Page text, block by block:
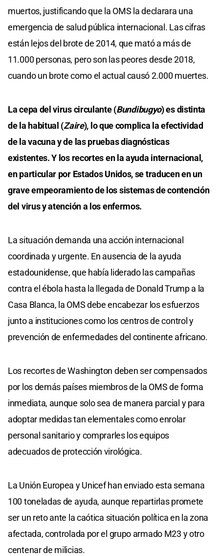
muertos, justificando que la OMS la declarara una
emergencia de salud pública internacional. Las cifras
están lejos del brote de 2014, que mató a más de
11.000 personas, pero son las peores desde 2018,
cuando un brote como el actual causó 2.000 muertes.
La cepa del virus circulante (Bundibugyo) es distinta
de la habitual (Zaire), lo que complica la efectividad
de la vacuna y de las pruebas diagnósticas
existentes. Y los recortes en la ayuda internacional,
en particular por Estados Unidos, se traducen en un
grave empeoramiento de los sistemas de contención
del virus y atención a los enfermos.
La situación demanda una acción internacional
coordinada y urgente. En ausencia de la ayuda
estadounidense, que había liderado las campañas
contra el ébola hasta la llegada de Donald Trump a la
Casa Blanca, la OMS debe encabezar los esfuerzos
junto a instituciones como los centros de control y
prevención de enfermedades del continente africano.
Los recortes de Washington deben ser compensados
por los demás países miembros de la OMS de forma
inmediata, aunque solo sea de manera parcial y para
adoptar medidas tan elementales como enrolar
personal sanitario y comprarles los equipos
adecuados de protección virológica.
La Unión Europea y Unicef han enviado esta semana
100 toneladas de ayuda, aunque repartirlas promete
ser un reto ante la caótica situación política en la zona
afectada, controlada por el grupo armado M23 y otro
centenar de milicias.